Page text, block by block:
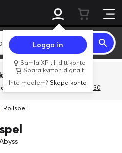
Logga in
Samla XP till ditt konto
Spara kvitton digitalt
Inte medlem?Skapa konto
över 800 kr.
rabatt med rabattkoden 3Gives30
Rollspel